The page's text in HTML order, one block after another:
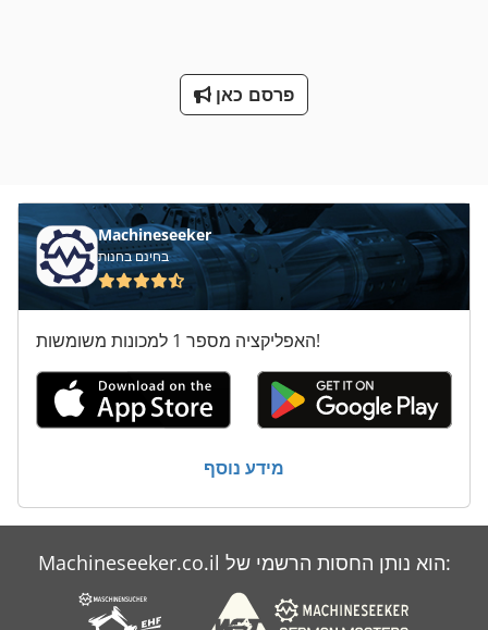
פרסם כאן
Machineseeker
בחינם בחנות
האפליקציה מספר 1 למכונות משומשות!
מידע נוסף
Machineseeker.co.il הוא נותן החסות הרשמי של: